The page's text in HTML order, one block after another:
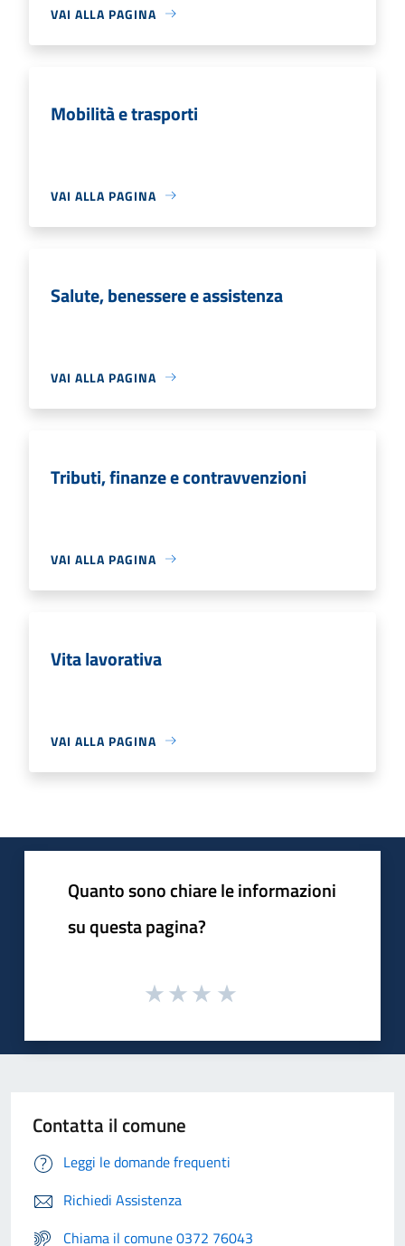
VAI ALLA PAGINA
Mobilità e trasporti
VAI ALLA PAGINA
Salute, benessere e assistenza
VAI ALLA PAGINA
Tributi, finanze e contravvenzioni
VAI ALLA PAGINA
Vita lavorativa
VAI ALLA PAGINA
Quanto sono chiare le informazioni
su questa pagina?
Contatta il comune
Leggi le domande frequenti
Richiedi Assistenza
Chiama il comune 0372 76043